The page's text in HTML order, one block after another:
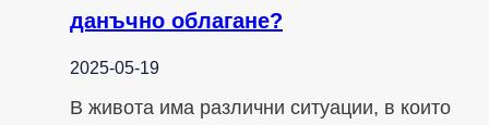
данъчно облагане?
2025-05-19
В живота има различни ситуации, в които